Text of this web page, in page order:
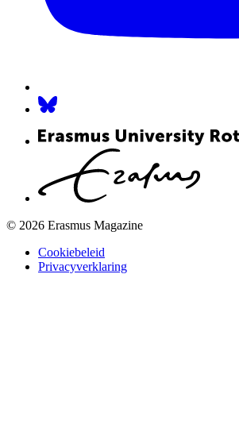
© 2026 Erasmus Magazine
Cookiebeleid
Privacyverklaring